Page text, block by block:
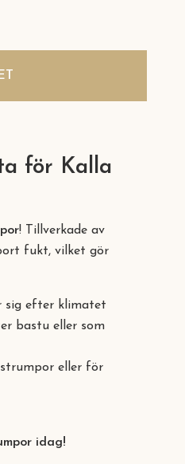
för Kalla
! Tillverkade av
fukt, vilket gör
sig efter klimatet
bastu eller som
eller för
idag!